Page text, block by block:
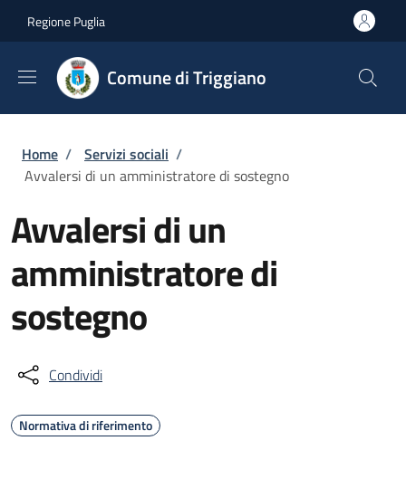
Regione Puglia
Comune di Triggiano
Briciole di pane
Home / Servizi sociali /
Avvalersi di un amministratore di sostegno
Avvalersi di un
amministratore di
sostegno
Condividi
Normativa di riferimento